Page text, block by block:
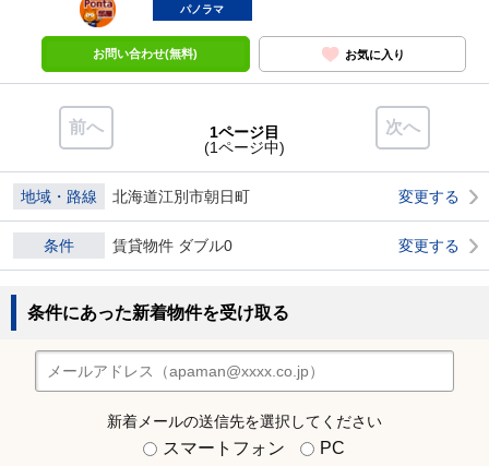
部屋
パノラマ
お問い合わせ(無料) お気に入り
前へ 次へ
1ページ目
(1ページ中)
地域・路線 北海道江別市朝日町 変更する
条件 賃貸物件 ダブル0 変更する
条件にあった新着物件を受け取る
新着メールの送信先を選択してください
スマートフォン PC